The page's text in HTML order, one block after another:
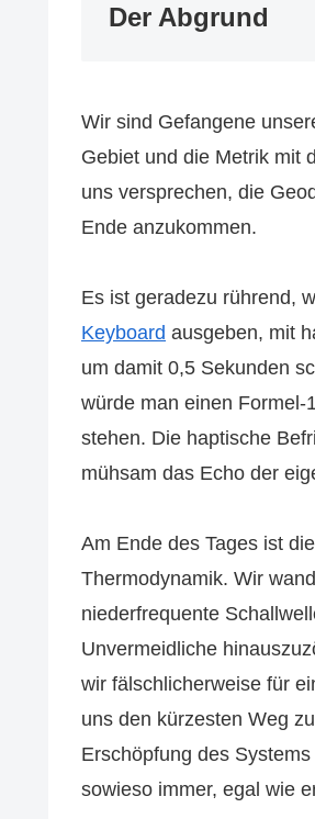
Der Abgrund
Wir sind Gefangene
Gebiet und die Metrik mit
uns versprechen, die
Ende anzukommen.
Es ist geradezu rührend,
Keyboard ausgeben, mit
um damit 0,5 Sekunden
würde man einen Formel-
stehen. Die haptische
mühsam das Echo der
Am Ende des Tages ist
Thermodynamik. Wir
niederfrequente
Unvermeidliche
wir fälschlicherweise für
uns den kürzesten Weg
Erschöpfung des
sowieso immer, egal wie